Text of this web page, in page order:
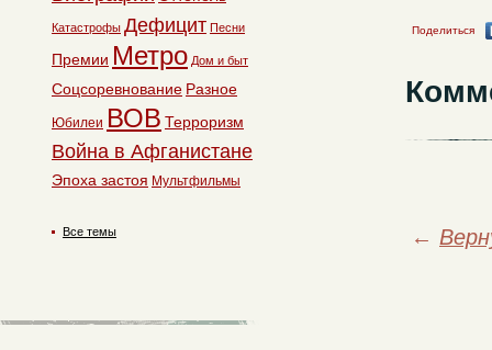
Поделиться
←
Катастрофы Дефицит Песни
Премии Метро Дом и быт
Соцсоревнование Разное
Юбилеи ВОВ Терроризм
Война в Афганистане
Эпоха застоя Мультфильмы
Все темы